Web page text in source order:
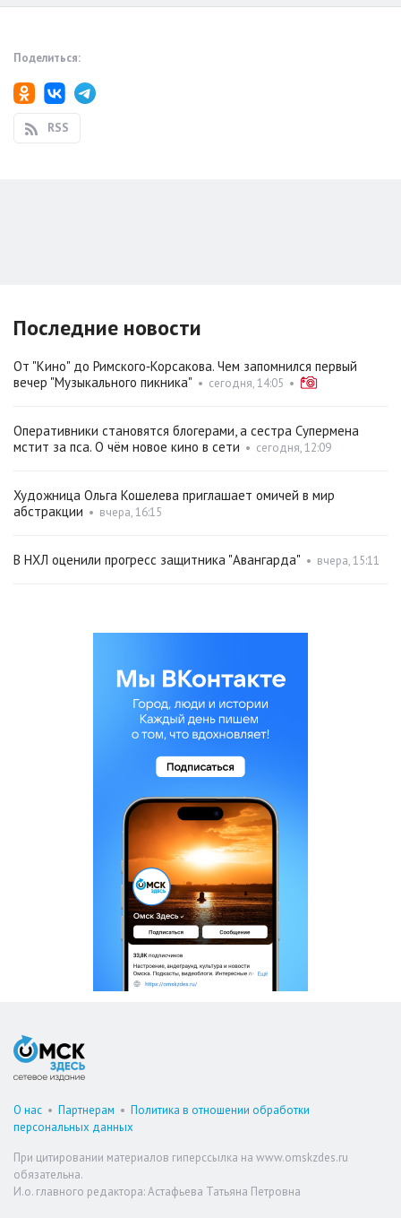
Поделиться:
RSS
Последние новости
От "Кино" до Римского‑Корсакова. Чем запомнился первый
вечер "Музыкального пикника" • сегодня, 14:05 •
Оперативники становятся блогерами, а сестра Супермена
мстит за пса. О чём новое кино в сети • сегодня, 12:09
Художница Ольга Кошелева приглашает омичей в мир
абстракции • вчера, 16:15
В НХЛ оценили прогресс защитника "Авангарда" • вчера, 15:11
О нас • Партнерам • Политика в отношении обработки
персональных данных
При цитировании материалов гиперссылка на www.omskzdes.ru
обязательна.
И.о. главного редактора: Астафьева Татьяна Петровна